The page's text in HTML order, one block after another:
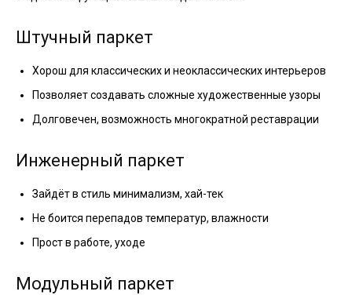
Штучный паркет
Хорош для классических и неоклассических интерьеров
Позволяет создавать сложные художественные узоры
Долговечен, возможность многократной реставрации
Инженерный паркет
Зайдёт в стиль минимализм, хай-тек
Не боится перепадов температур, влажности
Прост в работе, уходе
Модульный паркет